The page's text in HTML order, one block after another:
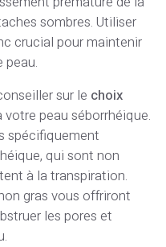
sombres. Utiliser
crucial pour maintenir
peau.
sur le choix
peau séborrhéique.
spécifiquement
qui sont non
à la transpiration.
gras vous offriront
les pores et